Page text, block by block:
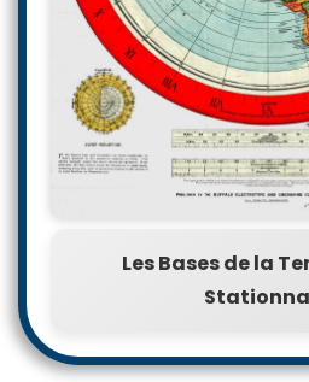
Les Bases de la